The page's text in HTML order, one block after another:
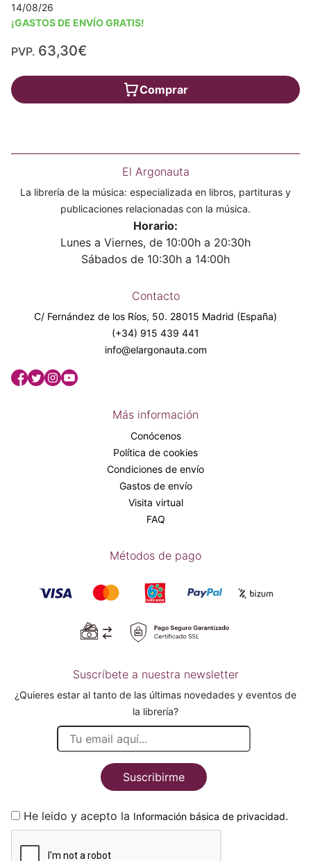
14/08/26
¡GASTOS DE ENVÍO GRATIS!
PVP. 63,30€
Comprar
El Argonauta
La librería de la música: especializada en libros, partituras y
publicaciones relacionadas con la música.
Horario:
Lunes a Viernes, de 10:00h a 20:30h
Sábados de 10:30h a 14:00h
Contacto
C/ Fernández de los Ríos, 50. 28015 Madrid (España)
(+34) 915 439 441
info@elargonauta.com
Más información
Conócenos
Política de cookies
Condiciones de envío
Gastos de envío
Visita virtual
FAQ
Métodos de pago
Suscríbete a nuestra newsletter
¿Quieres estar al tanto de las últimas novedades y eventos de
la librería?
Suscribirme
He leido y acepto la Información básica de privacidad.